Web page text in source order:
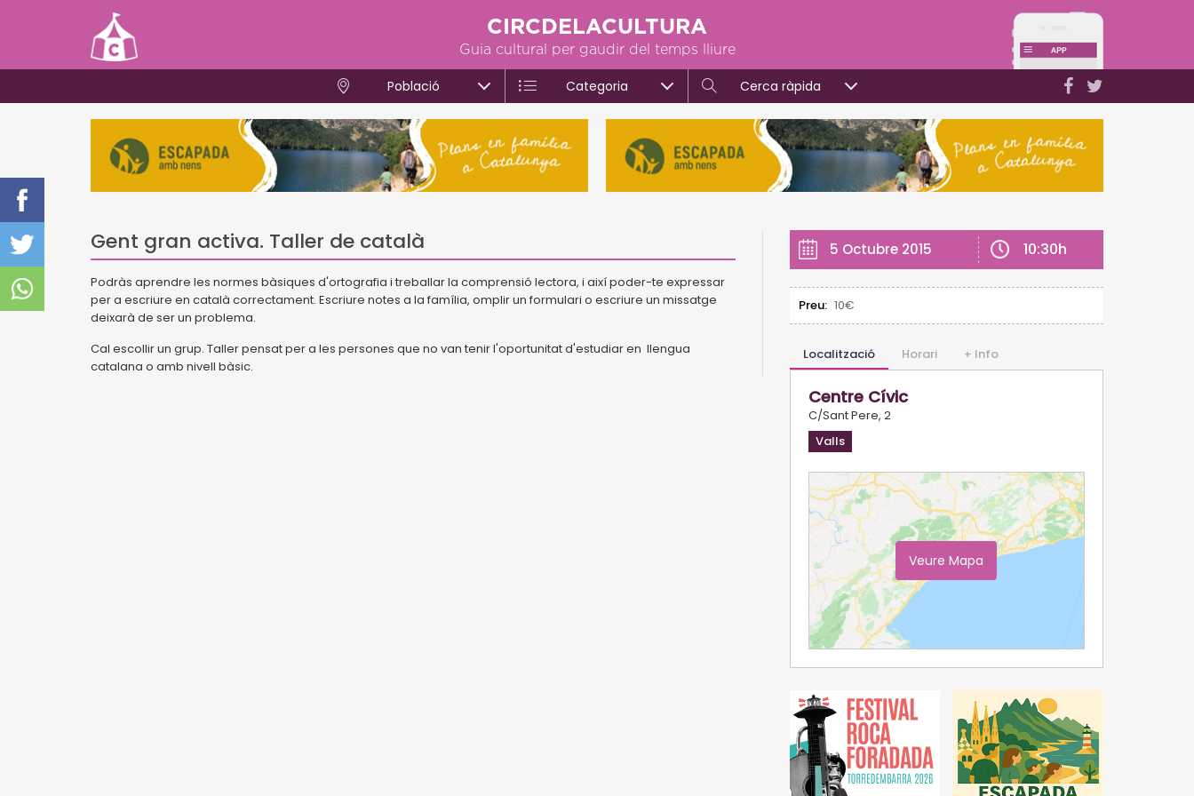
CIRCDELACULTURA
Guia cultural per gaudir del temps lliure
Població Categoria Cerca ràpida
Gent gran activa. Taller de català
Podràs aprendre les normes bàsiques d'ortografia i treballar la comprensió lectora, i així poder-te expressar
per a escriure en català correctament. Escriure notes a la família, omplir un formulari o escriure un missatge
deixarà de ser un problema.
Cal escollir un grup. Taller pensat per a les persones que no van tenir l'oportunitat d'estudiar en llengua
catalana o amb nivell bàsic.
5 Octubre 2015 10:30h
Preu: 10€
Localització Horari + Info
Centre Cívic
C/Sant Pere, 2
Valls
Veure Mapa